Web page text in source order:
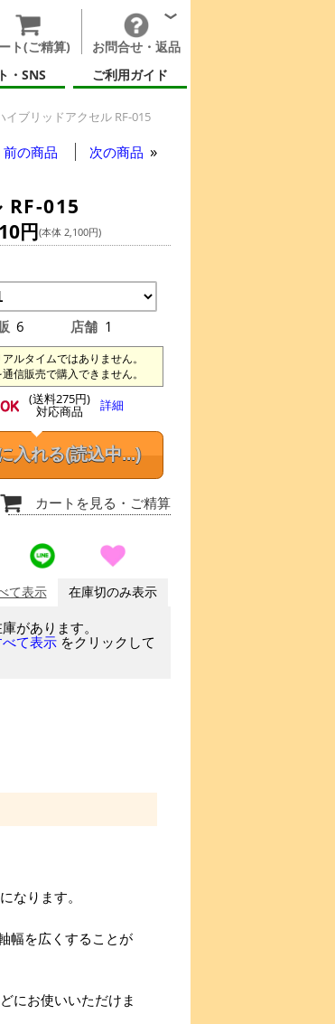
ト(ご精算)
お問合せ・返品
・SNS ご利用ガイド
ブリッドアクセル RF-015
前の商品 次の商品
RF-015
円(本体 2,100円)
6 店舗 1
ルタイムではありません。
信販売で購入できません。
(送料275円)
対応商品 詳細
入れる(読込中...)
カートを見る ・ご精算
て表示 在庫切のみ表示
があります。
べて表示 をクリックして
なります。
幅を広くすることが
にお使いいただけま